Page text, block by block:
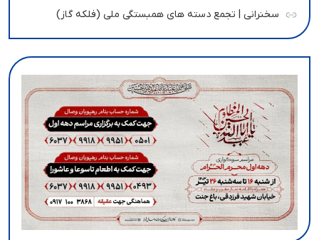
سخنرانی | تجمع دسته های همبستگی ملی (فلکه گاز)